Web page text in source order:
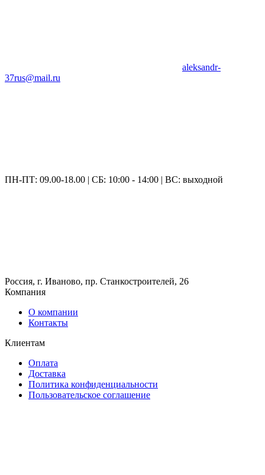
aleksandr-
37rus@mail.ru
ПН-ПТ: 09.00-18.00 | СБ: 10:00 - 14:00 | ВС: выходной
Россия, г. Иваново, пр. Станкостроителей, 26
Компания
О компании
Контакты
Клиентам
Оплата
Доставка
Политика конфиденциальности
Пользовательское соглашение